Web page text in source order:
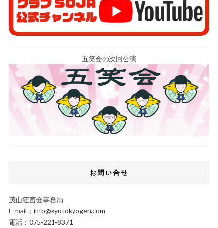
五笑会の次回公演
お問い合せ
茂山狂言会事務局
E-mail： info@kyotokyogen.com
電話： 075-221-8371